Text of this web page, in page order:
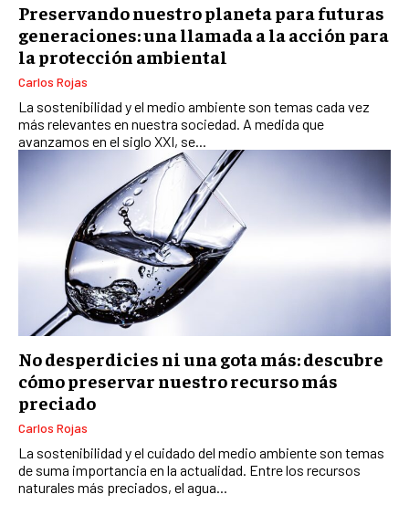
Preservando nuestro planeta para futuras
generaciones: una llamada a la acción para
la protección ambiental
Carlos Rojas
La sostenibilidad y el medio ambiente son temas cada vez
más relevantes en nuestra sociedad. A medida que
avanzamos en el siglo XXI, se...
No desperdicies ni una gota más: descubre
cómo preservar nuestro recurso más
preciado
Carlos Rojas
La sostenibilidad y el cuidado del medio ambiente son temas
de suma importancia en la actualidad. Entre los recursos
naturales más preciados, el agua...